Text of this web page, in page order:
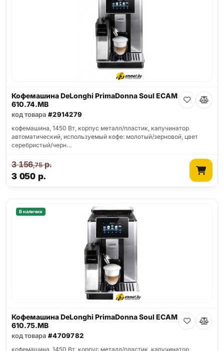
Кофемашина DeLonghi PrimaDonna Soul ECAM
610.74.MB
код товара #2914279
кофемашина, 1450 Вт, корпус металл/пластик, капучинатор
автоматический, используемый кофе: молотый/зерновой, цвет
серебристый/черн…
3 050 р.
3 156,75р.
В наличии
Кофемашина DeLonghi PrimaDonna Soul ECAM
610.75.MB
код товара #4709782
кофемашина, 1450 Вт, корпус металл/пластик, капучинатор